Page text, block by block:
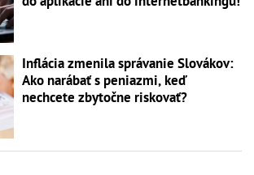
Inflácia zmenila správanie Slovákov:
Ako narábať s peniazmi, keď
nechcete zbytočne riskovať?